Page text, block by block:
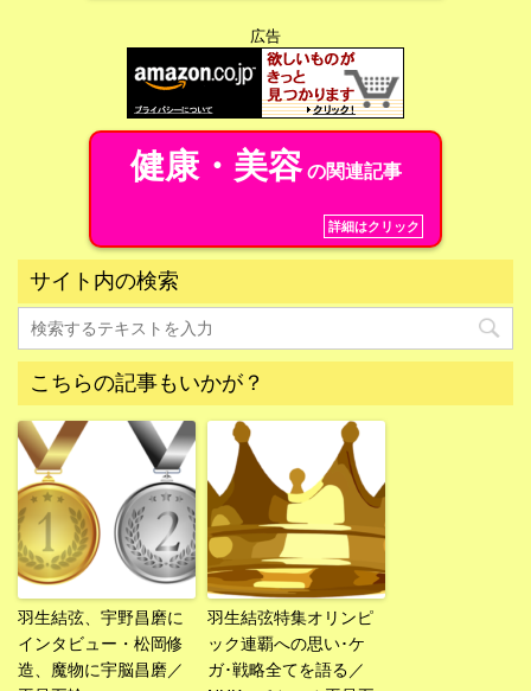
広告
健康・美容の関連記事
詳細はクリック
サイト内の検索
こちらの記事もいかが？
羽生結弦、宇野昌磨に
インタビュー・松岡修
造、魔物に宇脳昌磨／
羽生結弦特集オリンピ
ック連覇への思い･ケ
ガ･戦略全てを語る／